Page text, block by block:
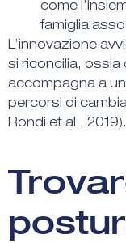
come
famiglia
L’innovazione
si riconcilia, ossia
accompagna a
percorsi di
Rondi et al., 2019).